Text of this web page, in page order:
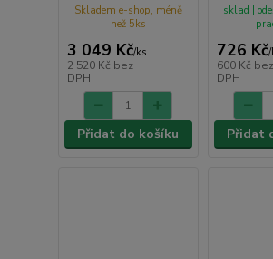
3 049 Kč/ks
2 520 Kč bez
DPH
Skladem e-shop, méně
než 5ks
Přidat do košíku
726 Kč/
600 Kč bez
DPH
sklad |
Přidat